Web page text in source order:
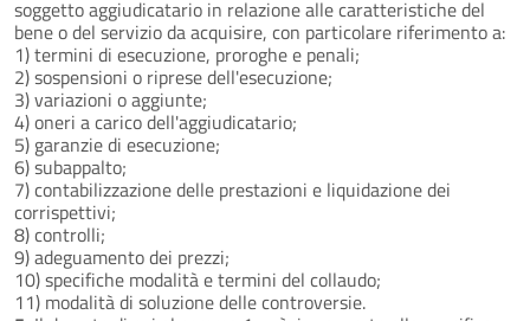
soggetto aggiudicatario in relazione alle caratteristiche del
bene o del servizio da acquisire, con particolare riferimento a:
1) termini di esecuzione, proroghe e penali;
2) sospensioni o riprese dell'esecuzione;
3) variazioni o aggiunte;
4) oneri a carico dell'aggiudicatario;
5) garanzie di esecuzione;
6) subappalto;
7) contabilizzazione delle prestazioni e liquidazione dei
corrispettivi;
8) controlli;
9) adeguamento dei prezzi;
10) specifiche modalità e termini del collaudo;
11) modalità di soluzione delle controversie.